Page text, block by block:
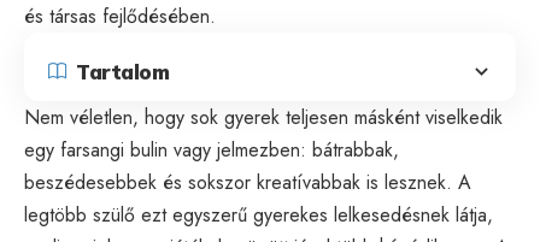
és társas fejlődésében.
Tartalom
Nem véletlen, hogy sok gyerek teljesen másként viselkedik
egy farsangi bulin vagy jelmezben: bátrabbak,
beszédesebbek és sokszor kreatívabbak is lesznek. A
legtöbb szülő ezt egyszerű gyerekes lelkesedésnek látja,